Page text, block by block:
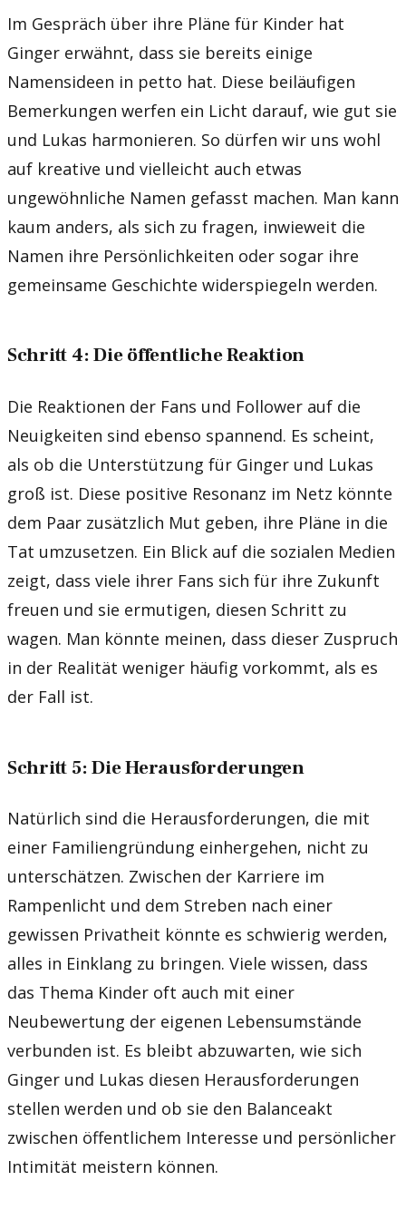
Im Gespräch über ihre Pläne für Kinder hat
Ginger erwähnt, dass sie bereits einige
Namensideen in petto hat. Diese beiläufigen
Bemerkungen werfen ein Licht darauf, wie gut sie
und Lukas harmonieren. So dürfen wir uns wohl
auf kreative und vielleicht auch etwas
ungewöhnliche Namen gefasst machen. Man kann
kaum anders, als sich zu fragen, inwieweit die
Namen ihre Persönlichkeiten oder sogar ihre
gemeinsame Geschichte widerspiegeln werden.
Schritt 4: Die öffentliche Reaktion
Die Reaktionen der Fans und Follower auf die
Neuigkeiten sind ebenso spannend. Es scheint,
als ob die Unterstützung für Ginger und Lukas
groß ist. Diese positive Resonanz im Netz könnte
dem Paar zusätzlich Mut geben, ihre Pläne in die
Tat umzusetzen. Ein Blick auf die sozialen Medien
zeigt, dass viele ihrer Fans sich für ihre Zukunft
freuen und sie ermutigen, diesen Schritt zu
wagen. Man könnte meinen, dass dieser Zuspruch
in der Realität weniger häufig vorkommt, als es
der Fall ist.
Schritt 5: Die Herausforderungen
Natürlich sind die Herausforderungen, die mit
einer Familiengründung einhergehen, nicht zu
unterschätzen. Zwischen der Karriere im
Rampenlicht und dem Streben nach einer
gewissen Privatheit könnte es schwierig werden,
alles in Einklang zu bringen. Viele wissen, dass
das Thema Kinder oft auch mit einer
Neubewertung der eigenen Lebensumstände
verbunden ist. Es bleibt abzuwarten, wie sich
Ginger und Lukas diesen Herausforderungen
stellen werden und ob sie den Balanceakt
zwischen öffentlichem Interesse und persönlicher
Intimität meistern können.